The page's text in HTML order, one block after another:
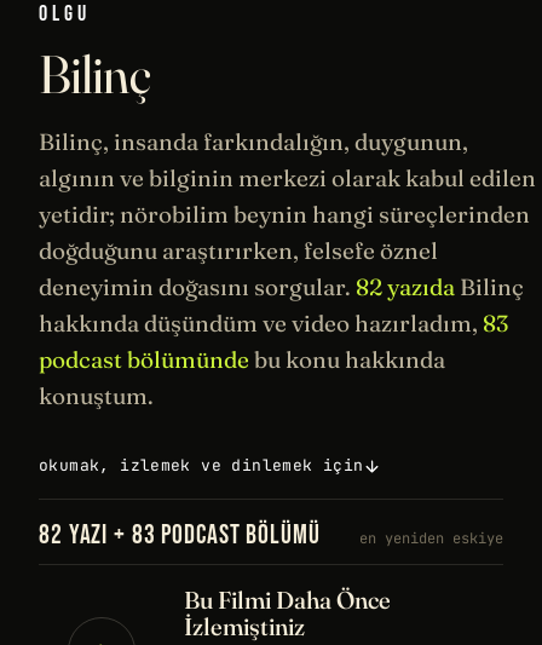
OLGU
Bilinç
Bilinç, insanda farkındalığın, duygunun,
algının ve bilginin merkezi olarak kabul edilen
yetidir; nörobilim beynin hangi süreçlerinden
doğduğunu araştırırken, felsefe öznel
deneyimin doğasını sorgular. 82 yazıda Bilinç
hakkında düşündüm ve video hazırladım, 83
podcast bölümünde bu konu hakkında
konuştum.
okumak, izlemek ve dinlemek için
82 YAZI + 83 PODCAST BÖLÜMÜ en yeniden eskiye
Bu Filmi Daha Önce
İzlemiştiniz